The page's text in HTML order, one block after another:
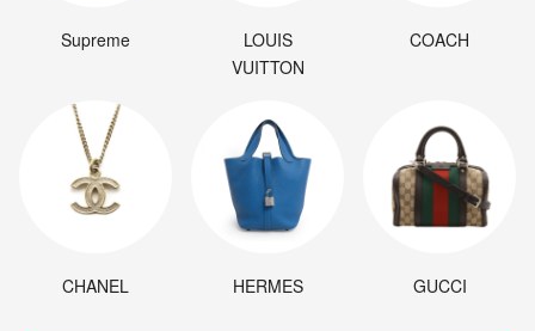
Supreme
LOUIS
VUITTON
COACH
CHANEL HERMES GUCCI